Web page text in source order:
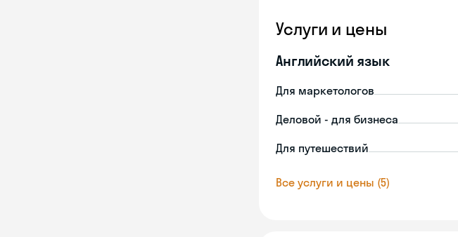
Услуги и цены
Английский язык
Для маркетологов
Деловой - для бизнеса
Для путешествий
Все услуги и цены (5)